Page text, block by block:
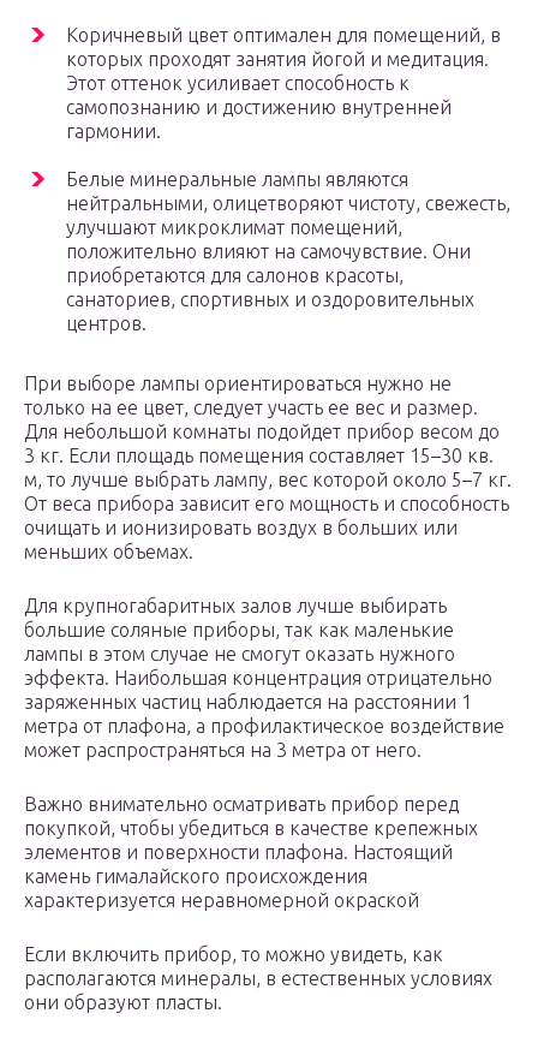
Коричневый цвет оптимален для помещений, в
которых проходят занятия йогой и медитация.
Этот оттенок усиливает способность к
самопознанию и достижению внутренней
гармонии.
Белые минеральные лампы являются
нейтральными, олицетворяют чистоту, свежесть,
улучшают микроклимат помещений,
положительно влияют на самочувствие. Они
приобретаются для салонов красоты,
санаториев, спортивных и оздоровительных
центров.
При выборе лампы ориентироваться нужно не
только на ее цвет, следует участь ее вес и размер.
Для небольшой комнаты подойдет прибор весом до
3 кг. Если площадь помещения составляет 15–30 кв.
м, то лучше выбрать лампу, вес которой около 5–7 кг.
От веса прибора зависит его мощность и способность
очищать и ионизировать воздух в больших или
меньших объемах.
Для крупногабаритных залов лучше выбирать
большие соляные приборы, так как маленькие
лампы в этом случае не смогут оказать нужного
эффекта. Наибольшая концентрация отрицательно
заряженных частиц наблюдается на расстоянии 1
метра от плафона, а профилактическое воздействие
может распространяться на 3 метра от него.
Важно внимательно осматривать прибор перед
покупкой, чтобы убедиться в качестве крепежных
элементов и поверхности плафона. Настоящий
камень гималайского происхождения
характеризуется неравномерной окраской
Если включить прибор, то можно увидеть, как
располагаются минералы, в естественных условиях
они образуют пласты.